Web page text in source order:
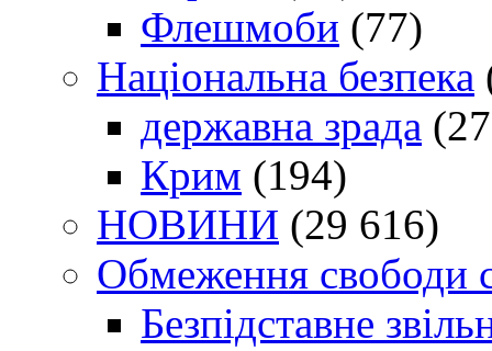
Флешмоби (77)
Національна безпека
державна зрада
Крим (194)
НОВИНИ (29 616)
Обмеження свободи
Безпідставне